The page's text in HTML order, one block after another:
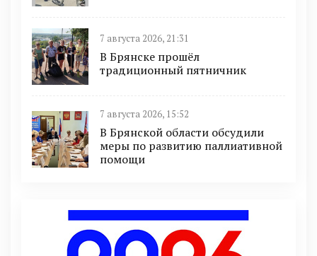
7 августа 2026, 21:31
В Брянске прошёл
традиционный пятничник
7 августа 2026, 15:52
В Брянской области обсудили
меры по развитию паллиативной
помощи